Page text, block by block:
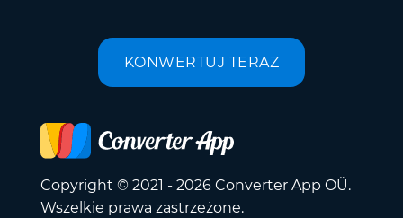
KONWERTUJ TERAZ
Copyright © 2021 - 2026 Converter App OÜ.
Wszelkie prawa zastrzeżone.